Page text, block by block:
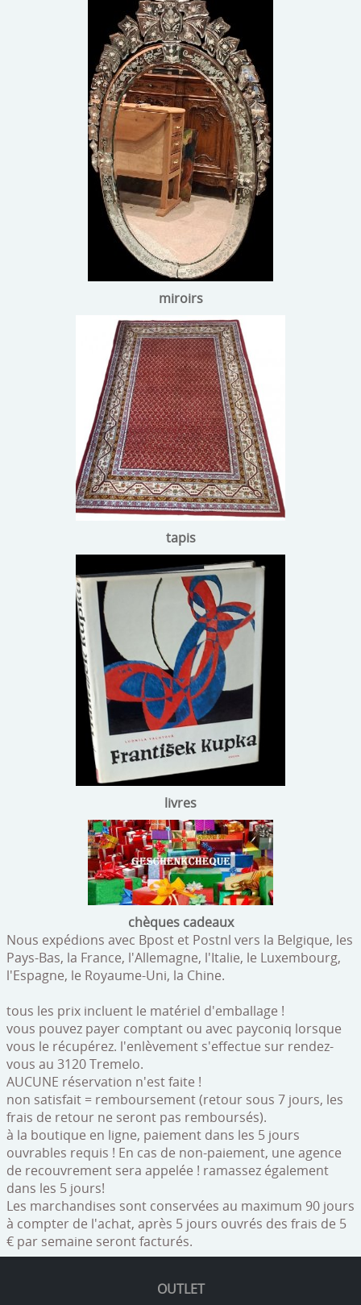
OUTLET
miroirs
tapis
livres
chèques cadeaux
Nous expédions avec Bpost et Postnl vers la Belgique, les
Pays-Bas, la France, l'Allemagne, l'Italie, le Luxembourg,
l'Espagne, le Royaume-Uni, la Chine.
tous les prix incluent le matériel d'emballage !
vous pouvez payer comptant ou avec payconiq lorsque
vous le récupérez. l'enlèvement s'effectue sur rendez-
vous au 3120 Tremelo.
AUCUNE réservation n'est faite !
non satisfait = remboursement (retour sous 7 jours, les
frais de retour ne seront pas remboursés).
à la boutique en ligne, paiement dans les 5 jours
ouvrables requis ! En cas de non-paiement, une agence
de recouvrement sera appelée ! ramassez également
dans les 5 jours!
Les marchandises sont conservées au maximum 90 jours
à compter de l'achat, après 5 jours ouvrés des frais de 5
€ par semaine seront facturés.